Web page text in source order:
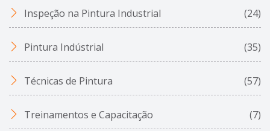
Inspeção na Pintura Industrial (24)
Pintura Indústrial (35)
Técnicas de Pintura (57)
Treinamentos e Capacitação (7)